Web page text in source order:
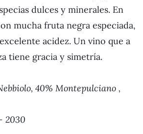
dulces y minerales. En
mucha fruta negra especiada,
acidez. Un vino que a
tiene gracia y simetría.
40% Montepulciano ,
2030